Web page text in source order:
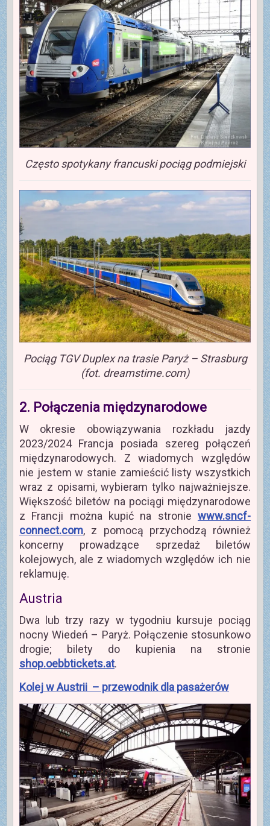
Często spotykany francuski pociąg podmiejski
Pociąg TGV Duplex na trasie Paryż – Strasburg
(fot. dreamstime.com)
2. Połączenia międzynarodowe
W okresie obowiązywania rozkładu jazdy
2023/2024 Francja posiada szereg połączeń
międzynarodowych. Z wiadomych względów
nie jestem w stanie zamieścić listy wszystkich
wraz z opisami, wybieram tylko najważniejsze.
Większość biletów na pociągi międzynarodowe
z Francji można kupić na stroniewww.sncf-
connect.com, z pomocą przychodzą również
koncerny prowadzące sprzedaż biletów
kolejowych, ale z wiadomych względów ich nie
reklamuję.
Austria
Dwa lub trzy razy w tygodniu kursuje pociąg
nocny Wiedeń – Paryż. Połączenie stosunkowo
drogie; bilety do kupienia na stronie
shop.oebbtickets.at.
Kolej w Austrii – przewodnik dla pasażerów